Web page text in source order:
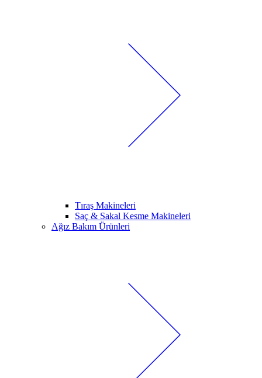
Tıraş Makineleri
Saç & Sakal Kesme Makineleri
Ağız Bakım Ürünleri